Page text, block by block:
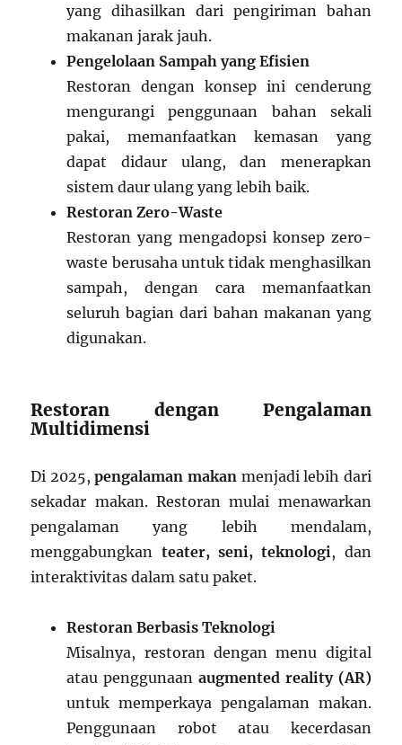
yang dihasilkan dari pengiriman bahan
makanan jarak jauh.
Pengelolaan Sampah yang Efisien
Restoran dengan konsep ini cenderung
mengurangi penggunaan bahan sekali
pakai, memanfaatkan kemasan yang
dapat didaur ulang, dan menerapkan
sistem daur ulang yang lebih baik.
Restoran Zero-Waste
Restoran yang mengadopsi konsep zero-
waste berusaha untuk tidak menghasilkan
sampah, dengan cara memanfaatkan
seluruh bagian dari bahan makanan yang
digunakan.
Restoran dengan Pengalaman
Multidimensi
Di 2025,pengalaman makan menjadi lebih dari
sekadar makan. Restoran mulai menawarkan
pengalaman yang lebih mendalam,
menggabungkan teater, seni, teknologi, dan
interaktivitas dalam satu paket.
Restoran Berbasis Teknologi
Misalnya, restoran dengan menu digital
atau penggunaan augmented reality (AR)
untuk memperkaya pengalaman makan.
Penggunaan robot atau kecerdasan